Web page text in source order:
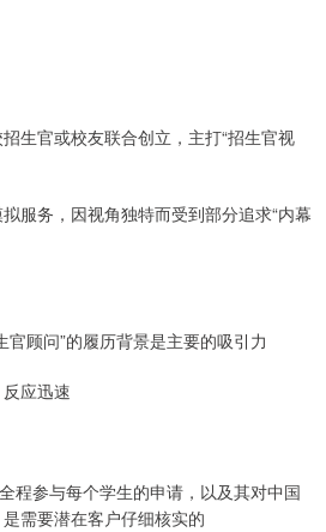
生官或校友联合创立，主打“招生官视
服务，因视角独特而受到部分追求“内幕
官顾问”的履历背景是主要的吸引力
应迅速
程参与每个学生的申请，以及其对中国
需要潜在客户仔细核实的